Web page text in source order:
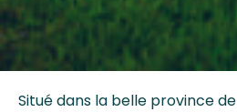
Situé dans la belle province de